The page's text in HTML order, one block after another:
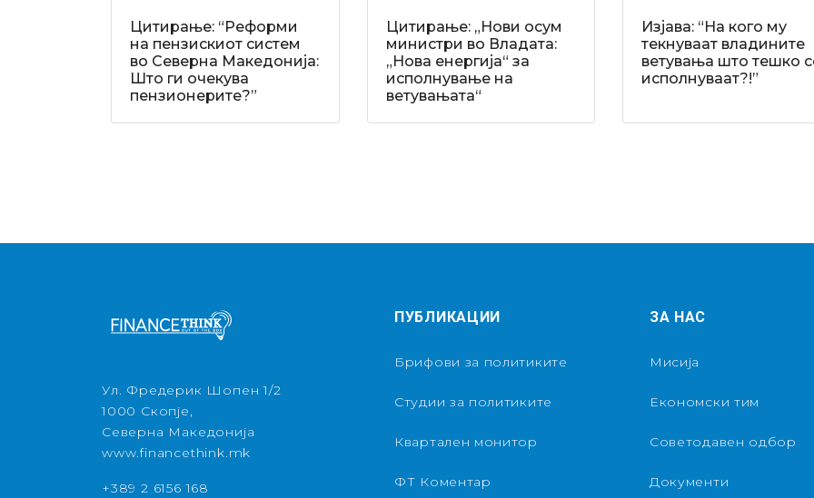
Цитирање: “Реформи
на пензискиот систем
во Северна Македонија:
Што ги очекува
пензионерите?”
Цитирање: „Нови осум
министри во Владата:
„Нова енергија“ за
исполнување на
ветувањата“
Изјава: “На кого му
текнуваат владините
ветувања што тешко
исполнуваат?!”
Ул. Фредерик Шопен 1/2
1000 Скопје,
Северна Македонија
www.financethink.mk
+389 2 6156 168
ПУБЛИКАЦИИ
Брифови за политиките
Студии за политиките
Квартален монитор
ФТ Коментар
ЗА НАС
Мисија
Економски тим
Советодавен одбор
Документи